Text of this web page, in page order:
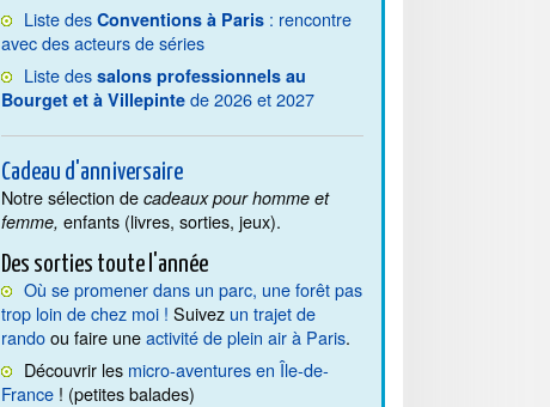
Liste desConventions à Paris : rencontre
avec des acteurs de séries
Liste dessalons professionnels au
Bourget et à Villepinte de 2026 et 2027
Cadeau d'anniversaire
Notre sélection decadeaux pour homme et
femme, enfants (livres, sorties, jeux).
Des sorties toute l'année
Où se promener dans un parc, une forêt pas
trop loin de chez moi ! Suivez un trajet de
randoou faire uneactivité de plein air à Paris.
Découvrir les micro-aventures en Île-de-
France ! (petites balades)